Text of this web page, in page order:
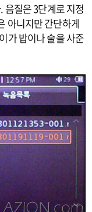
음질은 3단계로 지정
아니지만 간단하게
가 밥이나 술을 사준